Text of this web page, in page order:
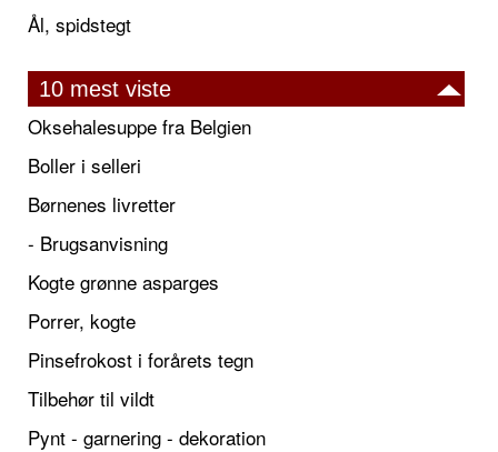
Ål, spidstegt
10 mest viste
Oksehalesuppe fra Belgien
Boller i selleri
Børnenes livretter
- Brugsanvisning
Kogte grønne asparges
Porrer, kogte
Pinsefrokost i forårets tegn
Tilbehør til vildt
Pynt - garnering - dekoration